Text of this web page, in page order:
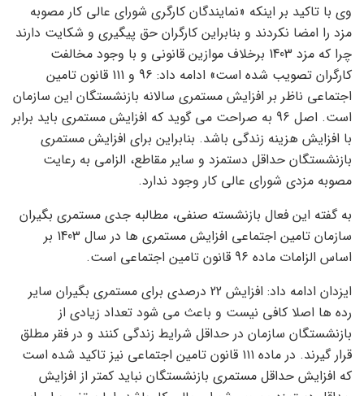
وی با تاکید بر اینکه «نمایندگان کارگری شورای عالی کار مصوبه
مزد را امضا نکردند و بنابراین کارگران حق پیگیری و شکایت دارند
چرا که مزد 1403 برخلاف موازین قانونی و با وجود مخالفت
کارگران تصویب شده است» ادامه داد: 96 و 111 قانون تامین
اجتماعی ناظر بر افزایش مستمری سالانه بازنشستگان این سازمان
است. اصل 96 به صراحت می گوید که افزایش مستمری باید برابر
با افزایش هزینه زندگی باشد. بنابراین برای افزایش مستمری
بازنشستگان حداقل دستمزد و سایر مقاطع، الزامی به رعایت
مصوبه مزدی شورای عالی کار وجود ندارد.
به گفته این فعال بازنشسته صنفی، مطالبه جدی مستمری بگیران
سازمان تامین اجتماعی افزایش مستمری ها در سال 1403 بر
اساس الزامات ماده 96 قانون تامین اجتماعی است.
ایزدان ادامه داد: افزایش 22 درصدی برای مستمری بگیران سایر
رده ها اصلا کافی نیست و باعث می شود تعداد زیادی از
بازنشستگان سازمان در حداقل شرایط زندگی کنند و در فقر مطلق
قرار گیرند. در ماده ۱۱۱ قانون تامین اجتماعی نیز تاکید شده است
که افزایش حداقل مستمری بازنشستگان نباید کمتر از افزایش